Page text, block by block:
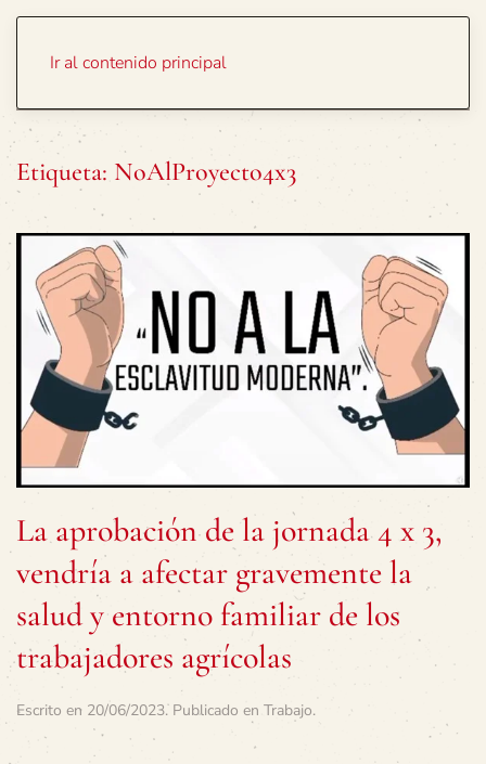
Ir al contenido principal
Etiqueta: NoAlProyecto4x3
La aprobación de la jornada 4 x 3,
vendría a afectar gravemente la
salud y entorno familiar de los
trabajadores agrícolas
Escrito en 20/06/2023. Publicado en Trabajo.